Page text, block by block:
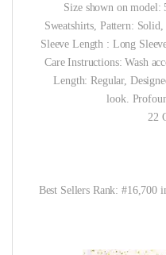
Size shown on
Sweatshirts, Pattern:
Sleeve Length : Long
Care Instructions: Wash
Length: Regular,
look.
Best Sellers Rank: #16,700